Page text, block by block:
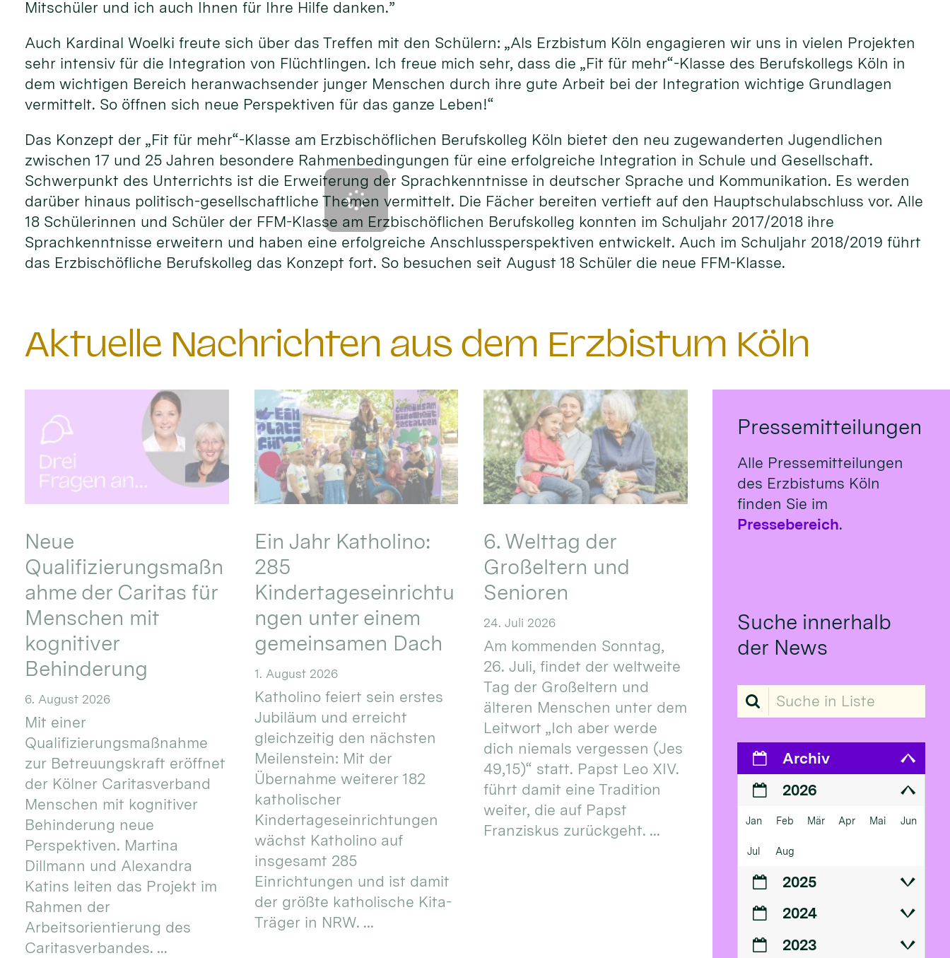
Mitschüler und ich auch Ihnen für Ihre Hilfe danken.”
Auch Kardinal Woelki freute sich über das Treffen mit den Schülern: „Als Erzbistum Köln engagieren wir uns in vielen Projekten
sehr intensiv für die Integration von Flüchtlingen. Ich freue mich sehr, dass die „Fit für mehr“-Klasse des Berufskollegs Köln in
dem wichtigen Bereich heranwachsender junger Menschen durch ihre gute Arbeit bei der Integration wichtige Grundlagen
vermittelt. So öffnen sich neue Perspektiven für das ganze Leben!“
Das Konzept der „Fit für mehr“-Klasse am Erzbischöflichen Berufskolleg Köln bietet den neu zugewanderten Jugendlichen
zwischen 17 und 25 Jahren besondere Rahmenbedingungen für eine erfolgreiche Integration in Schule und Gesellschaft.
Schwerpunkt des Unterrichts ist die Erweiterung der Sprachkenntnisse in deutscher Sprache und Kommunikation. Es werden
darüber hinaus politisch-gesellschaftliche Themen vermittelt. Die Fächer bereiten vertieft auf den Hauptschulabschluss vor. Alle
18 Schülerinnen und Schüler der FFM-Klasse am Erzbischöflichen Berufskolleg konnten im Schuljahr 2017/2018 ihre
Sprachkenntnisse erweitern und haben eine erfolgreiche Anschlussperspektiven entwickelt. Auch im Schuljahr 2018/2019 führt
das Erzbischöfliche Berufskolleg das Konzept fort. So besuchen seit August 18 Schüler die neue FFM-Klasse.
Aktuelle Nachrichten aus dem Erzbistum Köln
Neue
Qualifizierungsmaßn
ahme der Caritas für
Menschen mit
kognitiver
Behinderung
6. August 2026
Mit einer
Qualifizierungsmaßnahme
zur Betreuungskraft eröffnet
der Kölner Caritasverband
Menschen mit kognitiver
Behinderung neue
Perspektiven. Martina
Dillmann und Alexandra
Katins leiten das Projekt im
Rahmen der
Arbeitsorientierung des
Caritasverbandes. ...
Ein Jahr Katholino:
285
Kindertageseinrichtu
ngen unter einem
gemeinsamen Dach
1. August 2026
Katholino feiert sein erstes
Jubiläum und erreicht
gleichzeitig den nächsten
Meilenstein: Mit der
Übernahme weiterer 182
katholischer
Kindertageseinrichtungen
wächst Katholino auf
insgesamt 285
Einrichtungen und ist damit
der größte katholische Kita-
Träger in NRW. ...
6. Welttag der
Großeltern und
Senioren
24. Juli 2026
Am kommenden Sonntag,
26. Juli, findet der weltweite
Tag der Großeltern und
älteren Menschen unter dem
Leitwort „Ich aber werde
dich niemals vergessen (Jes
49,15)“ statt. Papst Leo XIV.
führt damit eine Tradition
weiter, die auf Papst
Franziskus zurückgeht. ...
Pressemitteilungen
Alle Pressemitteilungen
des Erzbistums Köln
finden Sie im
Pressebereich.
Suche innerhalb
der News
Suche in Liste
Archiv
2026
Jan Feb Mär Apr Mai Jun
Jul Aug
2025
2024
2023